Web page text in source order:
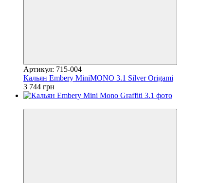
Артикул: 715-004
Кальян Embery MiniMONO 3.1 Silver Origami
3 744 грн